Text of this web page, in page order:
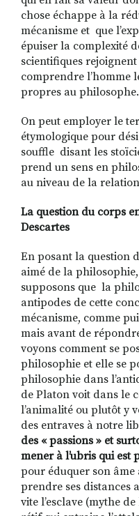
chose échappe à la
mécanisme et que
épuiser la complexité
scientifiques
comprendre l’homme
propres au philosophe.
On peut employer le
étymologique pour
souffle disant les
prend un sens en
au niveau de la
La question du corps
Descartes
En posant la question
aimé de la
supposons que la
antipodes de cette
mécanisme, comme
mais avant de
voyons comment se
philosophie et elle se
philosophie dans
de Platon voit dans le
l’animalité ou plutôt y
des entraves à notre
des « passions » et
mener à l’ubris qui est
pour éduquer son âme
prendre ses distances
vite l’esclave (mythe